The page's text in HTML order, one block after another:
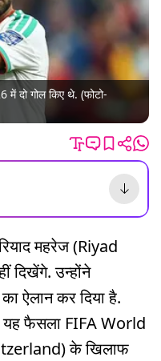
दो गोल किए थे. (फोटो-
महरेज (Riyad
दिखेंगे. उन्होंने
ऐलान कर दिया है.
यह फैसला FIFA World
के खिलाफ